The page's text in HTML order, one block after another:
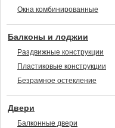
Окна комбинированные
Балконы и лоджии
Раздвижные конструкции
Пластиковые конструкции
Безрамное остекление
Двери
Балконные двери